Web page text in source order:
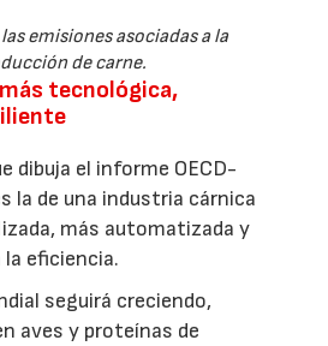
emisiones asociadas a la
de carne.
tecnológica,
dibuja el informe OECD-
la de una industria cárnica
más automatizada y
eficiencia.
seguirá creciendo,
aves y proteínas de